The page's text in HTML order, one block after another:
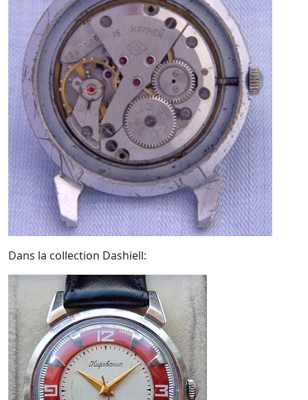
Dans la collection Dashiell: